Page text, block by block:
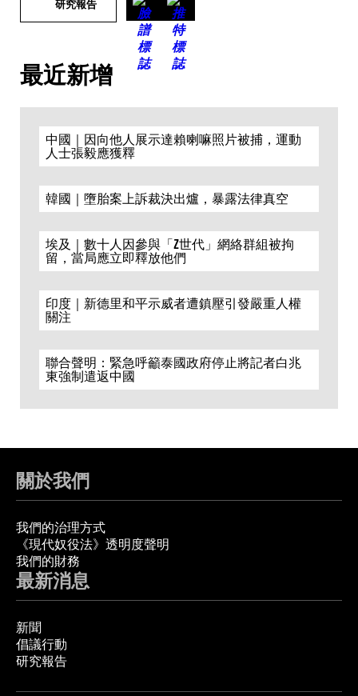
研究報告
最近新增
中國｜因向他人展示達賴喇嘛照片被捕，運動
人士張毅應獲釋
韓國｜墮胎案上訴裁決出爐，暴露法律真空
埃及｜數十人因參與「Z世代」網絡群組被拘
留，當局應立即釋放他們
印度｜新德里和平示威者遭鎮壓引發嚴重人權
關注
聯合聲明：緊急呼籲泰國政府停止將記者白兆
東強制遣返中國
關於我們
我們的治理方式
《現代奴役法》透明度聲明
我們的財務
最新消息
新聞
倡議行動
研究報告